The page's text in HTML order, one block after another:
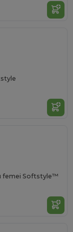
femei Softstyle™